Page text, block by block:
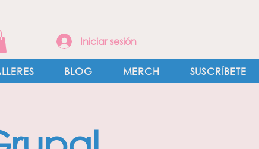
BLOG MERCH SUSCRÍBETE
Iniciar sesión